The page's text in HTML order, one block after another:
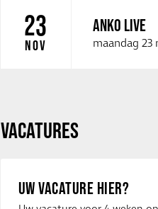
23
NOV
ANKO LIVE
maandag 23
VACATURES
UW VACATURE HIER?